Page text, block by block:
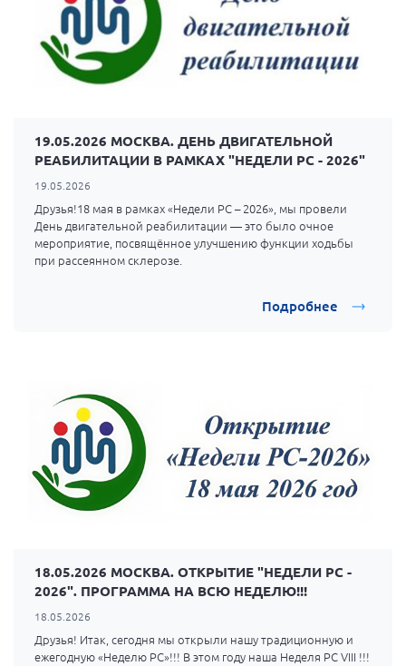
19.05.2026 МОСКВА. ДЕНЬ ДВИГАТЕЛЬНОЙ
РЕАБИЛИТАЦИИ В РАМКАХ "НЕДЕЛИ РС - 2026"
19.05.2026
Друзья!18 мая в рамках «Недели РС – 2026», мы провели
День двигательной реабилитации — это было очное
мероприятие, посвящённое улучшению функции ходьбы
при рассеянном склерозе.
Подробнее
18.05.2026 МОСКВА. ОТКРЫТИЕ "НЕДЕЛИ РС -
2026". ПРОГРАММА НА ВСЮ НЕДЕЛЮ!!!
18.05.2026
Друзья! Итак, сегодня мы открыли нашу традиционную и
ежегодную «Неделю РС»!!! В этом году наша Неделя РС VIII !!!